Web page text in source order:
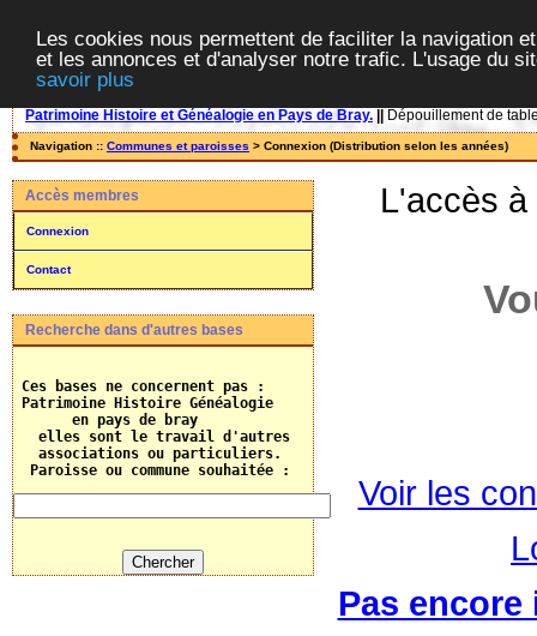
Les cookies nous permettent de faciliter la navigation
et les annonces et d'analyser notre trafic. L'usage du
savoir plus
Patrimoine Histoire et Généalogie en Pays de Bray. Dépouillement de
Navigation :: Communes et paroisses > Connexion (Distribution selon les années)
Accès membres
Connexion
Contact
Recherche dans d'autres bases
Ces bases ne concernent pas :
Patrimoine Histoire Généalogie
       en pays de bray
   elles sont le travail d'autres
   associations ou particuliers.
  Paroisse ou commune souhaitée :
L'accès
Voir les
Pas